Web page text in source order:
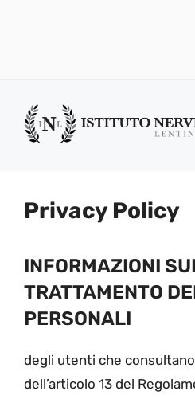
contenuto
Privacy Policy
INFORMAZIONI
TRATTAMENTO
PERSONALI
degli utenti che
dell’articolo 13 del